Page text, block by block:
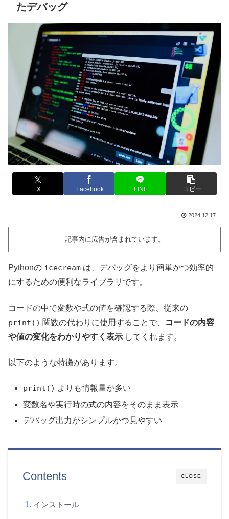
たデバッグ
X Facebook LINE コピー
2024.12.17
記事内に広告が含まれています。
Pythonの icecream は、デバッグをより簡単かつ効率的
にするための便利なライブラリです。
コードの中で変数や式の値を確認する際、従来の
print() 関数の代わりに使用することで、
コードの内容
や値の変化をわかりやすく表示 してくれます。
以下のような特徴があります。
print() よりも情報量が多い
変数名や実行時の式の内容をそのまま表示
デバッグ出力がシンプルかつ見やすい
CLOSE
Contents
インストール